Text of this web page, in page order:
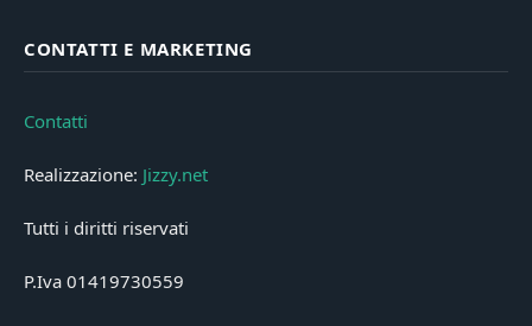
CONTATTI E MARKETING
Contatti
Realizzazione: Jizzy.net
Tutti i diritti riservati
P.Iva 01419730559